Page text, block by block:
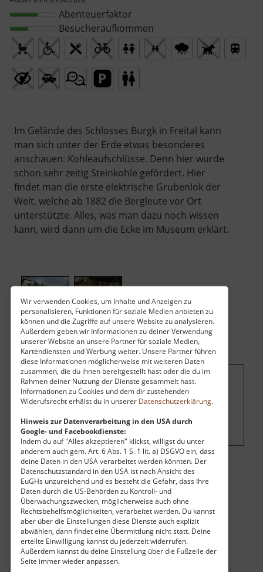
Wir verwenden Cookies, um Inhalte und Anzeigen zu
personalisieren, Funktionen für soziale Medien anbieten zu
können und die Zugriffe auf unsere Website zu analysieren.
Außerdem geben wir Informationen zu deiner Verwendung
unserer Website an unsere Partner für soziale Medien,
Kartendiensten und Werbung weiter. Unsere Partner führen
diese Informationen möglicherweise mit weiteren Daten
zusammen, die du ihnen bereitgestellt hast oder die du im
Rahmen deiner Nutzung der Dienste gesammelt hast.
Informationen zu Cookies und dem dir zustehenden
Widerufsrecht erhälst du in unserer Datenschutzerklärung.
Hinweis zur Datenverarbeitung in den USA durch
Google- und Facebookdienste:
Indem du auf "Alles akzeptieren" klickst, willigst du unter
anderem auch gem. Art. 6 Abs. 1 S. 1 lit. a) DSGVO ein, dass
deine Daten in den USA verarbeitet werden könnten. Der
Datenschutzstandard in den USA ist nach Ansicht des
EuGHs unzureichend und es besteht die Gefahr, dass Ihre
Daten durch die US-Behörden zu Kontroll- und
Überwachungszwecken, möglicherweise auch ohne
Rechtsbehelfsmöglichkeiten, verarbeitet werden. Du kannst
aber über die Einstellungen diese Dienste auch explizit
abwählen, dann findet eine Übermittlung nicht statt. Deine
erteilte Einwilligung kannst du jederzeit widerrufen.
Außerdem kannst du deine Einstellung über die Fußzeile der
Seite immer wieder anpassen.
Abenteuerfaktor
Besucheraufkommen
Im Gelände des Schlosses Burgk in Freital kann
man sich unter der Erde etwas besonderes
anschauen: Kohleaufschlüsse. Denn hier wurde
schon sehr zeitig Steinkohle gefördert. Hier
findet man die erste elektrische Grubenlok der
Welt, welche ab 1882 die Bergleute vor Ort
unterstützte. Alles, was man dazu noch wissen
kann, wird dann um die Ecke im Museum erklärt.
Um dieses Projekt zu finanzieren, wird
hier Werbung eingeblendet.Cookie-
Einstellungen ändern.
Eintritt
Vollzahler:
4,00 €
Familie:
10,00 €
Mindestalter:
6 Jahre
Öffnungszeiten
Im Winter kein Besuch möglich.
Nachts kein Zutritt oder zu gefährlich.